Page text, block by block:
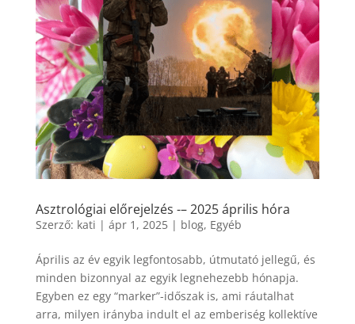
Asztrológiai előrejelzés -– 2025 április hóra
Szerző: kati | ápr 1, 2025| blog, Egyéb
Április az év egyik legfontosabb, útmutató jellegű, és
minden bizonnyal az egyik legnehezebb hónapja.
Egyben ez egy “marker”-időszak is, ami ráutalhat
arra, milyen irányba indult el az emberiség kollektíve